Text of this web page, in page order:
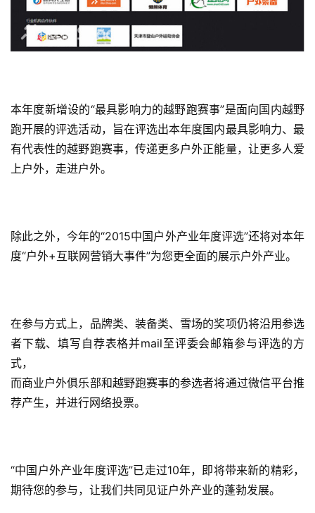
运
本年度新增设的“最具影响力的越野跑赛事”是面向国内越野
跑开展的评选活动，旨在评选出本年度国内最具影响力、最
有代表性的越野跑赛事，传递更多户外正能量，让更多人爱
上户外，走进户外。
除此之外，今年的“2015中国户外产业年度评选”还将对本年
度“户外+互联网营销大事件”为您更全面的展示户外产业。
在参与方式上，品牌类、装备类、雪场的奖项仍将沿用参选
者下载、填写自荐表格并mail至评委会邮箱参与评选的方
式，
而商业户外俱乐部和越野跑赛事的参选者将通过微信平台推
荐产生，并进行网络投票。
“中国户外产业年度评选”已走过10年，即将带来新的精彩，
期待您的参与，让我们共同见证户外产业的蓬勃发展。